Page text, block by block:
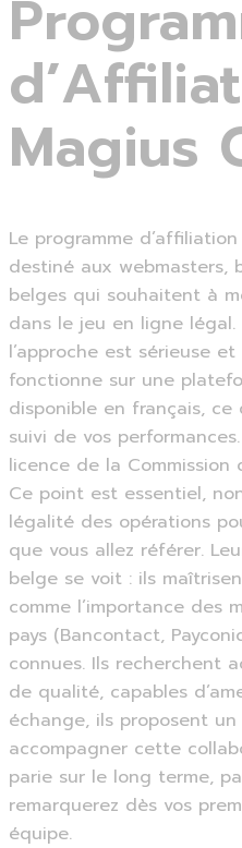
Magius
Le programme
destiné aux webmasters,
belges qui souhaitent à
dans le jeu en ligne
l’approche est sérieuse
fonctionne sur une
disponible en français,
suivi de vos
licence de la Commission
Ce point est essentiel,
légalité des opérations
que vous allez référer.
belge se voit : ils
comme l’importance des
pays (Bancontact,
connues. Ils recherchent
de qualité, capables
échange, ils proposent
accompagner cette
parie sur le long terme,
remarquerez dès vos
équipe.